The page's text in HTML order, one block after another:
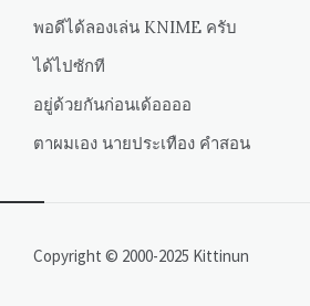
พอดีได้ลองเล่น KNIME ครับ
ได้ไปซักที
อยู่ด้วยกันก่อนเด้ออออ
ตาผมเอง นายประเทือง คำสอน
Copyright © 2000-2025 Kittinun